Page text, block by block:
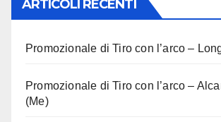
ARTICOLI RECENTI
Promozionale di Tiro con l’arco –
Promozionale di Tiro con l’arco –
(Me)